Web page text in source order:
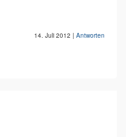
14. Juli 2012 | Antworten